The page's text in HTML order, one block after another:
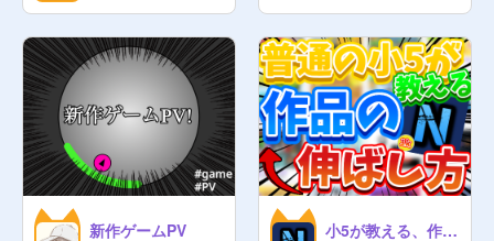
新作ゲームPV 小5が教える、作品の伸ばし方講座!!